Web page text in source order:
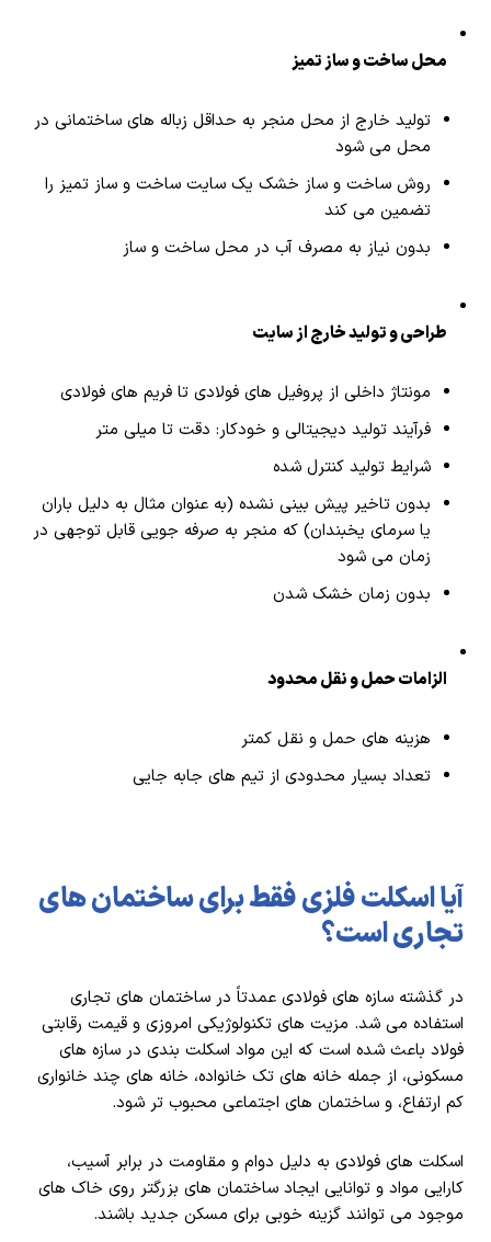
محل ساخت و ساز تمیز
تولید خارج از محل منجر به حداقل زباله های ساختمانی در
محل می شود
روش ساخت و ساز خشک یک سایت ساخت و ساز تمیز را
تضمین می کند
بدون نیاز به مصرف آب در محل ساخت و ساز
طراحی و تولید خارج از سایت
مونتاژ داخلی از پروفیل های فولادی تا فریم های فولادی
فرآیند تولید دیجیتالی و خودکار: دقت تا میلی متر
شرایط تولید کنترل شده
بدون تاخیر پیش بینی نشده (به عنوان مثال به دلیل باران
یا سرمای یخبندان) که منجر به صرفه جویی قابل توجهی در
زمان می شود
بدون زمان خشک شدن
الزامات حمل و نقل محدود
هزینه های حمل و نقل کمتر
تعداد بسیار محدودی از تیم های جابه جایی
آیا اسکلت فلزی فقط برای ساختمان های
تجاری است؟
در گذشته سازه های فولادی عمدتاً در ساختمان های تجاری
استفاده می شد. مزیت های تکنولوژیکی امروزی و قیمت رقابتی
فولاد باعث شده است که این مواد اسکلت بندی در سازه های
مسکونی، از جمله خانه های تک خانواده، خانه های چند خانواری
کم ارتفاع، و ساختمان های اجتماعی محبوب تر شود.
اسکلت های فولادی به دلیل دوام و مقاومت در برابر آسیب،
کارایی مواد و توانایی ایجاد ساختمان های بزرگتر روی خاک های
موجود می توانند گزینه خوبی برای مسکن جدید باشند.